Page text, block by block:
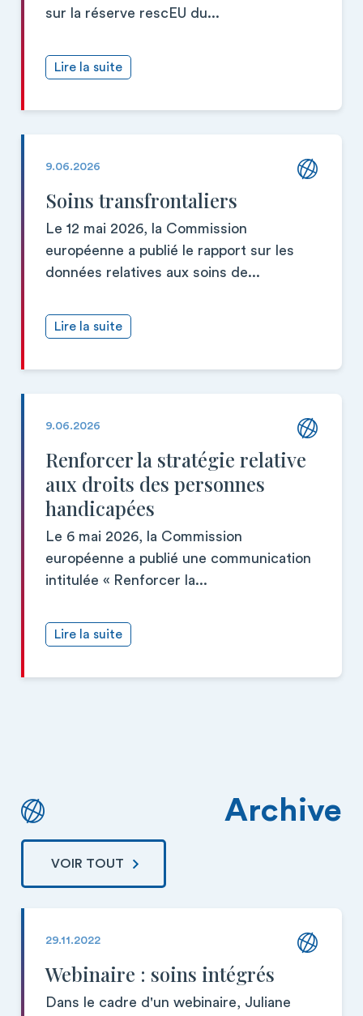
sur la réserve rescEU du...
Lire la suite
9.06.2026
Soins transfrontaliers
Le 12 mai 2026, la Commission
européenne a publié le rapport sur les
données relatives aux soins de...
Lire la suite
9.06.2026
Renforcer la stratégie relative
aux droits des personnes
handicapées
Le 6 mai 2026, la Commission
européenne a publié une communication
intitulée « Renforcer la...
Lire la suite
Archive
VOIR TOUT
29.11.2022
Webinaire : soins intégrés
Dans le cadre d'un webinaire, Juliane